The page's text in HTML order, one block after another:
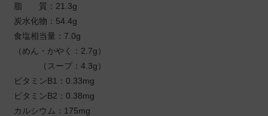
脂 質：21.3g
炭水化物：54.4g
食塩相当量：7.0g
（めん・かやく：2.7g）
（スープ：4.3g）
ビタミンB1：0.33mg
ビタミンB2：0.38mg
カルシウム：175mg